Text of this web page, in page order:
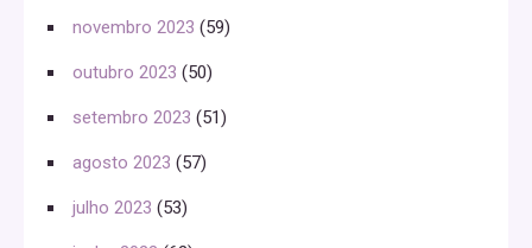
novembro 2023 (59)
outubro 2023 (50)
setembro 2023 (51)
agosto 2023 (57)
julho 2023 (53)